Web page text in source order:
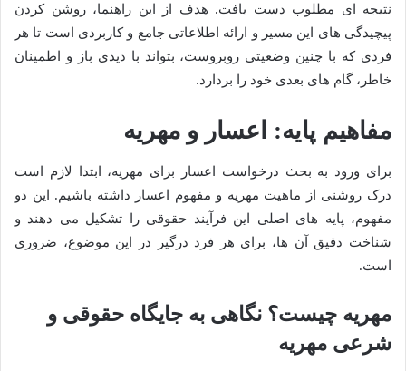
نتیجه ای مطلوب دست یافت. هدف از این راهنما، روشن کردن
پیچیدگی های این مسیر و ارائه اطلاعاتی جامع و کاربردی است تا هر
فردی که با چنین وضعیتی روبروست، بتواند با دیدی باز و اطمینان
خاطر، گام های بعدی خود را بردارد.
مفاهیم پایه: اعسار و مهریه
برای ورود به بحث درخواست اعسار برای مهریه، ابتدا لازم است
درک روشنی از ماهیت مهریه و مفهوم اعسار داشته باشیم. این دو
مفهوم، پایه های اصلی این فرآیند حقوقی را تشکیل می دهند و
شناخت دقیق آن ها، برای هر فرد درگیر در این موضوع، ضروری
است.
مهریه چیست؟ نگاهی به جایگاه حقوقی و
شرعی مهریه